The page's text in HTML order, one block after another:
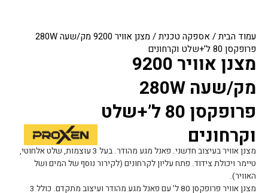
עמוד הבית/ אספקה טכנית
/ מצנן אוויר 9200 מק/שעה 280W
פרופקסן 80 ל’+שלט וקרחונים
מצנן אוויר 9200
מק/שעה 280W
פרופקסן 80 ל’+שלט
וקרחונים
מצנן אוויר בעיצוב חדשני. פאנל מגע מהודר. בעל 3 עוצמות, שלט אלחוטי,
טיימר ויכולת צידוד. פתח עליון לקרחונים (לקירור נוסף של המים ושל
האוויר).
מצנן אוויר פרופקסן 80 ל’ עם פאנל מגע מהודר ועיצוב מתקדם. כולל 3